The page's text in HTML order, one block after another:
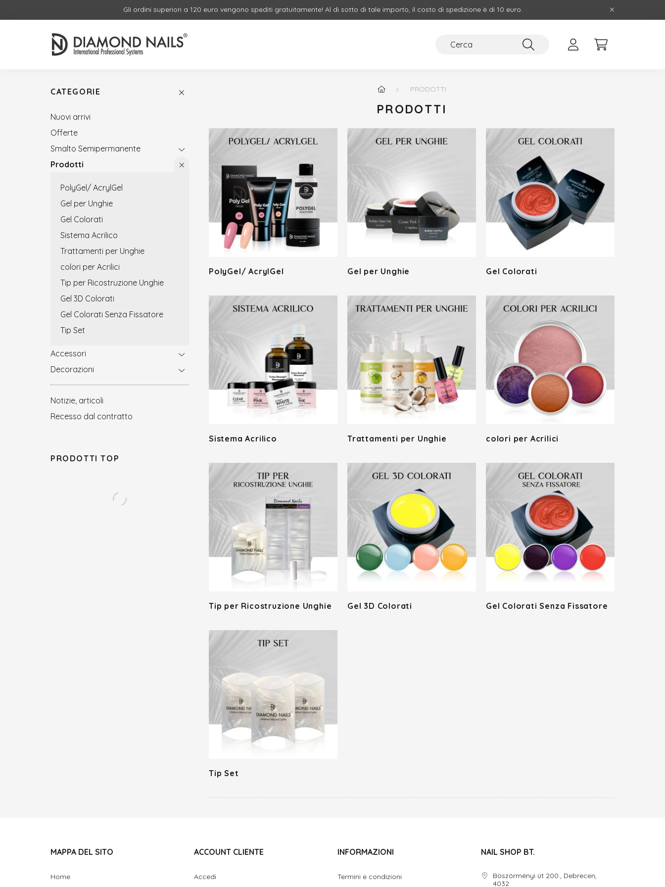
Gli ordini superiori a 120 euro vengono spediti gratuitamente! Al di sotto di tale importo, il costo di spedizione è di 10 euro.
CATEGORIE
Nuovi arrivi
Offerte
Smalto Semipermanente
Prodotti
PolyGel/ AcrylGel
Gel per Unghie
Gel Colorati
Sistema Acrilico
Trattamenti per Unghie
colori per Acrilici
Tip per Ricostruzione Unghie
Gel 3D Colorati
Gel Colorati Senza Fissatore
Tip Set
Accessori
Decorazioni
Notizie, articoli
Recesso dal contratto
PRODOTTI TOP
PRODOTTI
PRODOTTI
PolyGel/ AcrylGel Gel per Unghie Gel Colorati
Sistema Acrilico Trattamenti per Unghie colori per Acrilici
Tip per Ricostruzione Unghie Gel 3D Colorati Gel Colorati Senza Fissatore
Tip Set
MAPPA DEL SITO
Home
ACCOUNT CLIENTE
Accedi
INFORMAZIONI
Termini e condizioni
NAIL SHOP BT.
Böszörményi út 200., Debrecen,
4032